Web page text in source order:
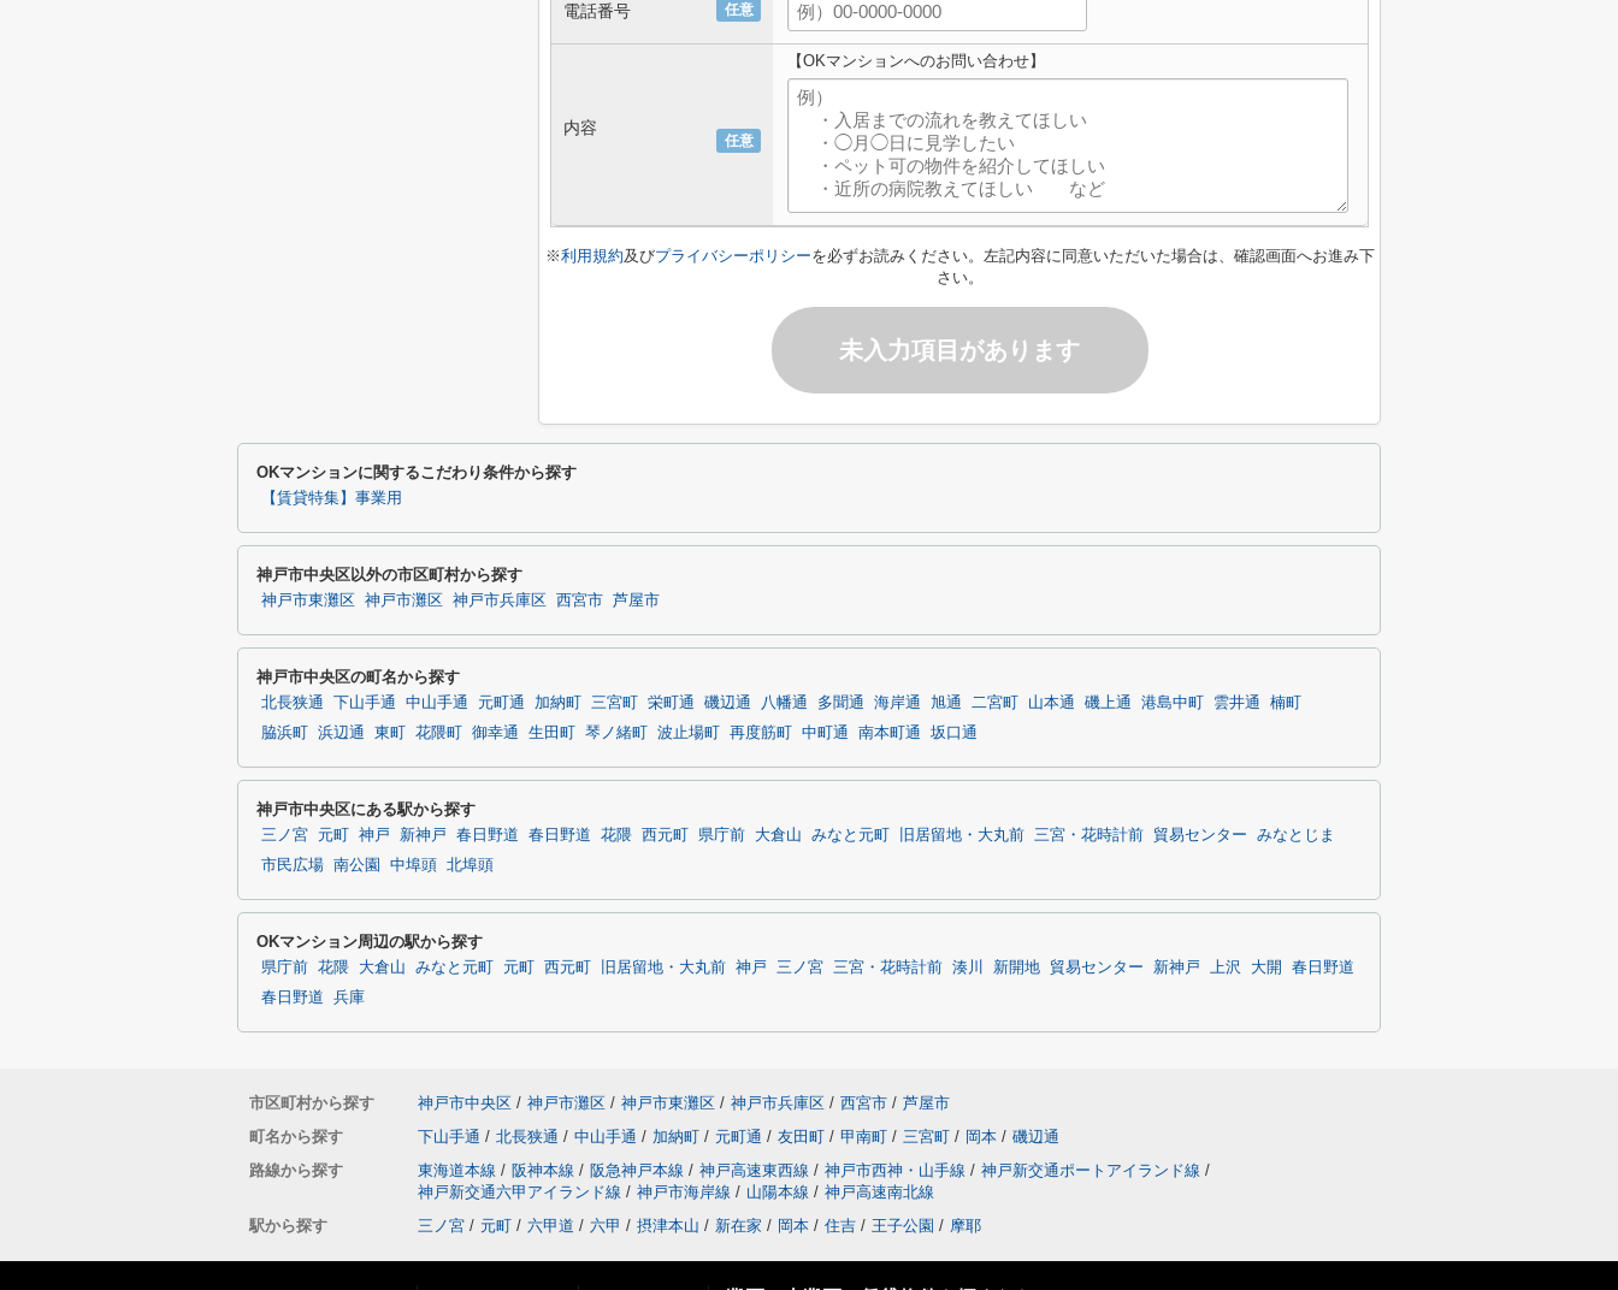
任意
電話番号
任意
内容
【OKマンションへのお問い合わせ】
※利用規約及びプライバシーポリシーを必ずお読みください。左記内容に同意いただいた場合は、確認画面へお進み下
さい。
未入力項目があります
OKマンションに関するこだわり条件から探す
【賃貸特集】事業用
神戸市中央区以外の市区町村から探す
神戸市東灘区 神戸市灘区 神戸市兵庫区 西宮市 芦屋市
神戸市中央区の町名から探す
北長狭通 下山手通 中山手通 元町通 加納町 三宮町 栄町通 磯辺通 八幡通 多聞通 海岸通 旭通 二宮町 山本通 磯上通 港島中町 雲井通
楠町
脇浜町
浜辺通 東町 花隈町 御幸通 生田町 琴ノ緒町 波止場町 再度筋町 中町通 南本町通 坂口通
神戸市中央区にある駅から探す
三ノ宮 元町 神戸 新神戸 春日野道 春日野道 花隈 西元町 県庁前 大倉山 みなと元町 旧居留地・大丸前 三宮・花時計前 貿易センター
みなとじま
市民広場 南公園 中埠頭 北埠頭
OKマンション周辺の駅から探す
県庁前 花隈 大倉山 みなと元町 元町 西元町 旧居留地・大丸前 神戸 三ノ宮 三宮・花時計前 湊川 新開地 貿易センター 新神戸 上沢 大開
春日野道
春日野道
兵庫
市区町村から探す 神戸市中央区 / 神戸市灘区 / 神戸市東灘区 / 神戸市兵庫区 / 西宮市 / 芦屋市
町名から探す
下山手通 / 北長狭通 / 中山手通 / 加納町 / 元町通 / 友田町 / 甲南町 / 三宮町 / 岡本 / 磯辺通
路線から探す
東海道本線 / 阪神本線 / 阪急神戸本線 / 神戸高速東西線 / 神戸市西神・山手線 / 神戸新交通ポートアイランド線 /
神戸新交通六甲アイランド線 / 神戸市海岸線 / 山陽本線 / 神戸高速南北線
駅から探す
三ノ宮 / 元町 / 六甲道 / 六甲 / 摂津本山 / 新在家 / 岡本 / 住吉 / 王子公園 / 摩耶